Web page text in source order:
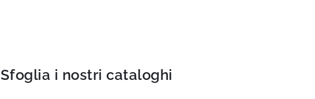
Sfoglia i nostri cataloghi